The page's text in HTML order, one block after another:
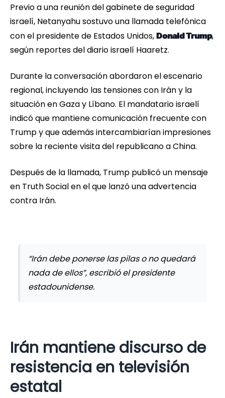
Previo a una reunión del gabinete de seguridad
israelí, Netanyahu sostuvo una llamada telefónica
con el presidente de Estados Unidos, Donald Trump,
según reportes del diario israelí Haaretz.
Durante la conversación abordaron el escenario
regional, incluyendo las tensiones con Irán y la
situación en Gaza y Líbano. El mandatario israelí
indicó que mantiene comunicación frecuente con
Trump y que además intercambiarían impresiones
sobre la reciente visita del republicano a China.
Después de la llamada, Trump publicó un mensaje
en Truth Social en el que lanzó una advertencia
contra Irán.
“Irán debe ponerse las pilas o no quedará
nada de ellos”, escribió el presidente
estadounidense.
Irán mantiene discurso de
resistencia en televisión
estatal